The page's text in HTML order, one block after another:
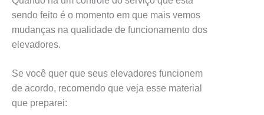
sendo feito é o momento em que mais vemos
mudanças na qualidade de funcionamento dos
elevadores.
Se você quer que seus elevadores funcionem
de acordo, recomendo que veja esse material
que preparei: